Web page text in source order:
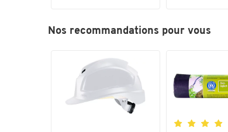
Nos recommandations pour vous